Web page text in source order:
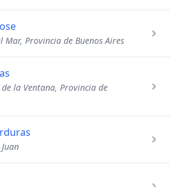
Mar, Provincia de Buenos Aires
la Ventana, Provincia de